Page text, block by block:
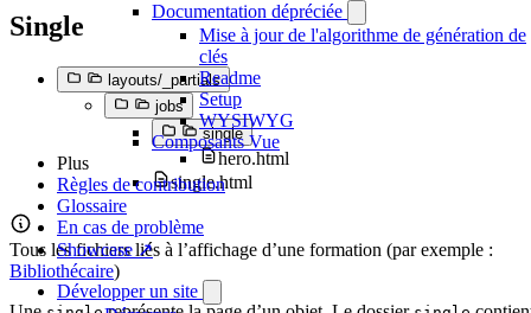
Documentation dépréciée
Mise à jour de l'algorithme de génération de
clés
Readme
Setup
WYSIWYG
Composants Vue
Plus
Règles de contribution
Glossaire
En cas de problème
Showcase ↗
Développer un site
Single
layouts/_partials
jobs
single
hero.html
single.html
Tous les fichiers liés à l’affichage d’une formation (par exemple :
Bibliothécaire)